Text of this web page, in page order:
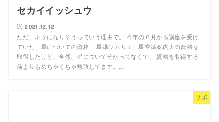
セカイイッシュウ
2021.12.12
ただ、ネタになりそうっていう理由で。 今年の６月から講座を受け
ていた、星についての資格。 星準ソムリエ、星空準案内人の資格を
取得したけど、全然、星について分かってなくて。 資格を取得する
前よりもめちゃくちゃ勉強してます。...
サボ